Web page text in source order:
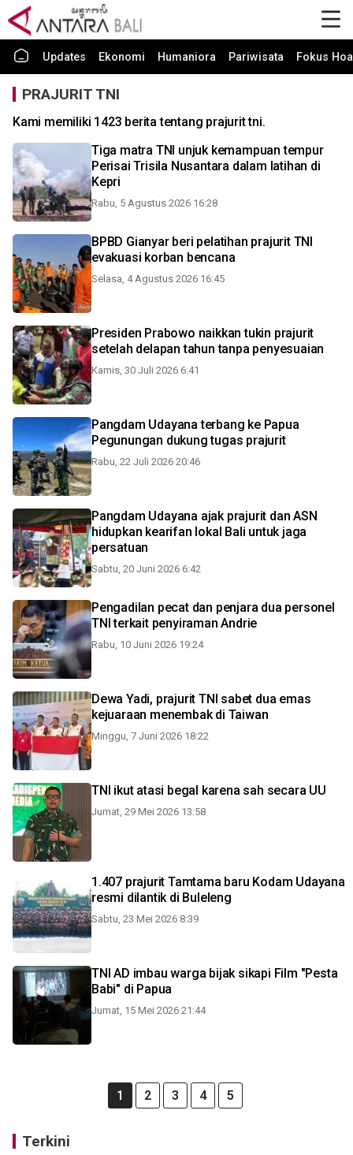
Updates Ekonomi Humaniora Pariwisata Fokus
PRAJURIT TNI
Kami memiliki 1423 berita tentang prajurit tni.
Tiga matra TNI unjuk kemampuan tempur
Perisai Trisila Nusantara dalam latihan di
Kepri
Rabu, 5 Agustus 2026 16:28
BPBD Gianyar beri pelatihan prajurit TNI
evakuasi korban bencana
Selasa, 4 Agustus 2026 16:45
Presiden Prabowo naikkan tukin prajurit
setelah delapan tahun tanpa penyesuaian
Kamis, 30 Juli 2026 6:41
Pangdam Udayana terbang ke Papua
Pegunungan dukung tugas prajurit
Rabu, 22 Juli 2026 20:46
Pangdam Udayana ajak prajurit dan ASN
hidupkan kearifan lokal Bali untuk jaga
persatuan
Sabtu, 20 Juni 2026 6:42
Pengadilan pecat dan penjara dua personel
TNI terkait penyiraman Andrie
Rabu, 10 Juni 2026 19:24
Dewa Yadi, prajurit TNI sabet dua emas
kejuaraan menembak di Taiwan
Minggu, 7 Juni 2026 18:22
TNI ikut atasi begal karena sah secara UU
Jumat, 29 Mei 2026 13:58
1.407 prajurit Tamtama baru Kodam Udayana
resmi dilantik di Buleleng
Sabtu, 23 Mei 2026 8:39
TNI AD imbau warga bijak sikapi Film "Pesta
Babi" di Papua
Jumat, 15 Mei 2026 21:44
1 2 3 4 5
Terkini